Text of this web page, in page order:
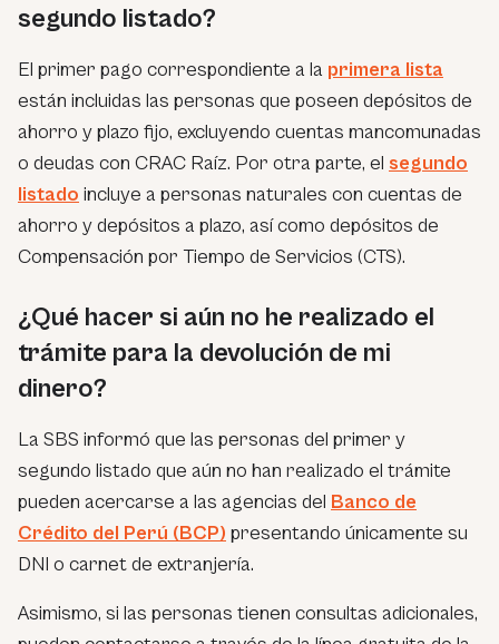
segundo listado?
El primer pago correspondiente a la primera lista
están incluidas las personas que poseen depósitos de
ahorro y plazo fijo, excluyendo cuentas mancomunadas
o deudas con CRAC Raíz. Por otra parte, el segundo
listado incluye a personas naturales con cuentas de
ahorro y depósitos a plazo, así como depósitos de
Compensación por Tiempo de Servicios (CTS).
¿Qué hacer si aún no he realizado el
trámite para la devolución de mi
dinero?
La SBS informó que las personas del primer y
segundo listado que aún no han realizado el trámite
pueden acercarse a las agencias del Banco de
Crédito del Perú (BCP) presentando únicamente su
DNI o carnet de extranjería.
Asimismo, si las personas tienen consultas adicionales,